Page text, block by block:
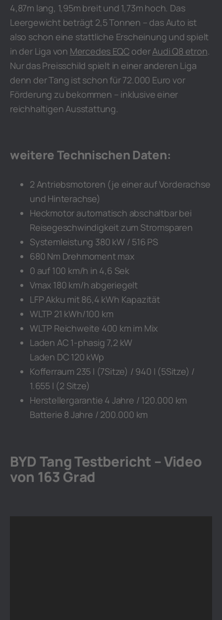
4,87m lang, 1,95m breit und 1,73m hoch. Das
Leergewicht beträgt 2,5 Tonnen – das Auto ist
also schon eine stattliche Erscheinung und spielt
in der Liga von Mercedes EQC oderAudi Q8 etron.
Nur das Preisschild spielt in einer anderen Liga
denn der Tang ist schon für 72.000 Euro vor
Förderung zu bekommen – inklusive einer
reichhaltigen Ausstattung.
weitere Technischen Daten:
2 Antriebsmotoren (je einer auf Vorderachse
und Hinterachse)
Heckmotor automatisch abschaltbar bei
Reisegeschwindigkeit zum Stromsparen
Systemleistung 380 kW / 516 PS
680 Nm Drehmoment max
0 auf 100 km/h in 4,6 Sek
Vmax 180 km/h abgeriegelt
LFP Akku mit 86,4 kWh Kapazität
WLTP 21 kWh/100 km
WLTP Reichweite 400 km im Mix
Laden AC 1-phasig 7,2 kW
Laden DC 120 kWp
Kofferraum 235 l (7Sitze) / 940 l (5Sitze) /
1.655 l (2 Sitze)
Herstellergarantie 4 Jahre / 120.000 km
Batterie 8 Jahre / 200.000 km
BYD Tang Testbericht – Video
von 163 Grad